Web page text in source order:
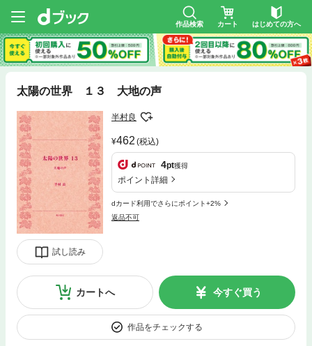
作品検索 カート はじめての方へ
太陽の世界 １３ 大地の声
試し読み
半村良
462 (税込)
4pt獲得
ポイント詳細
dカード利用でさらにポイント+2%
返品不可
カートへ 今すぐ買う
作品をチェックする